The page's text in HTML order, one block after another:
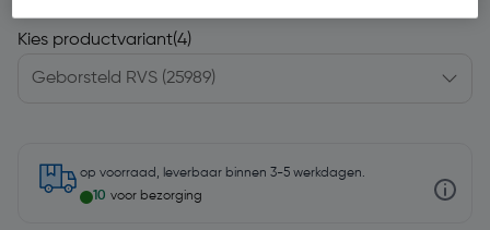
Kies productvariant(4)
op voorraad, leverbaar binnen 3-5 werkdagen.
10 voor bezorging